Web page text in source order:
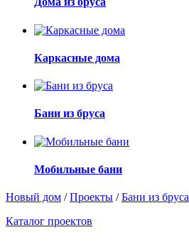
Каркасные дома
Бани из бруса
Мобильные бани
Новый дом / Проекты / Бани из бруса
Каталог проектов